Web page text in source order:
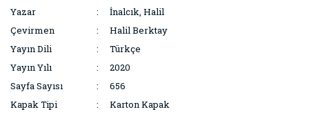
Yazar
İnalcık, Halil
Çevirmen
Halil Berktay
Yayın Dili
Türkçe
Yayın Yılı
2020
Sayfa Sayısı
656
Kapak Tipi
Karton Kapak